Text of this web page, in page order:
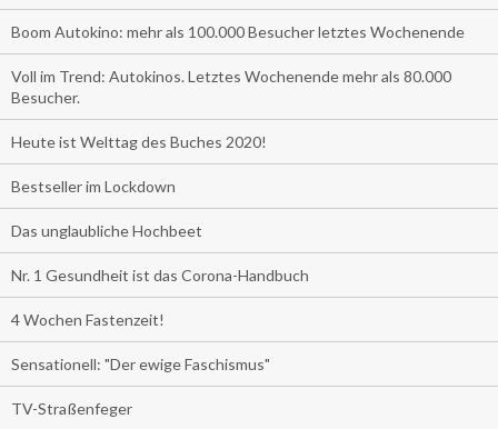
Boom Autokino: mehr als 100.000 Besucher letztes Wochenende
Voll im Trend: Autokinos. Letztes Wochenende mehr als 80.000
Besucher.
Heute ist Welttag des Buches 2020!
Bestseller im Lockdown
Das unglaubliche Hochbeet
Nr. 1 Gesundheit ist das Corona-Handbuch
4 Wochen Fastenzeit!
Sensationell: "Der ewige Faschismus"
TV-Straßenfeger